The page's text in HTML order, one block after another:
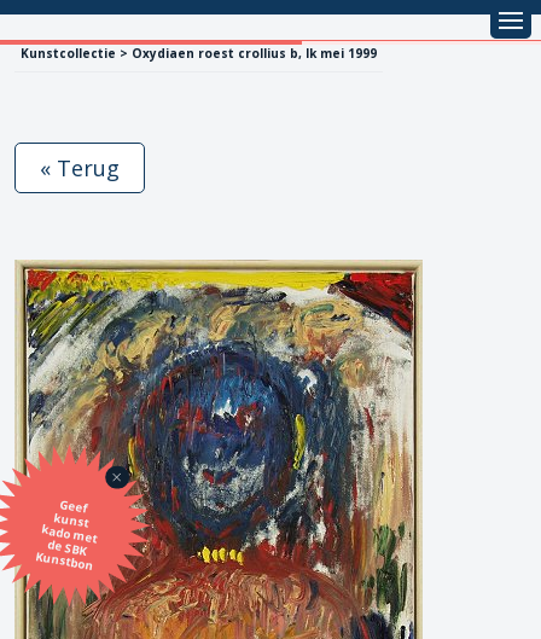
Kunstcollectie > Oxydiaen roest crollius b, Ik mei 1999
Geef
kunst
kado met
de SBK
Kunstbon
« Terug